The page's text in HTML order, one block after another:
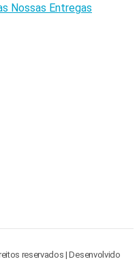
Nossas Entregas
reservados | Desenvolvido